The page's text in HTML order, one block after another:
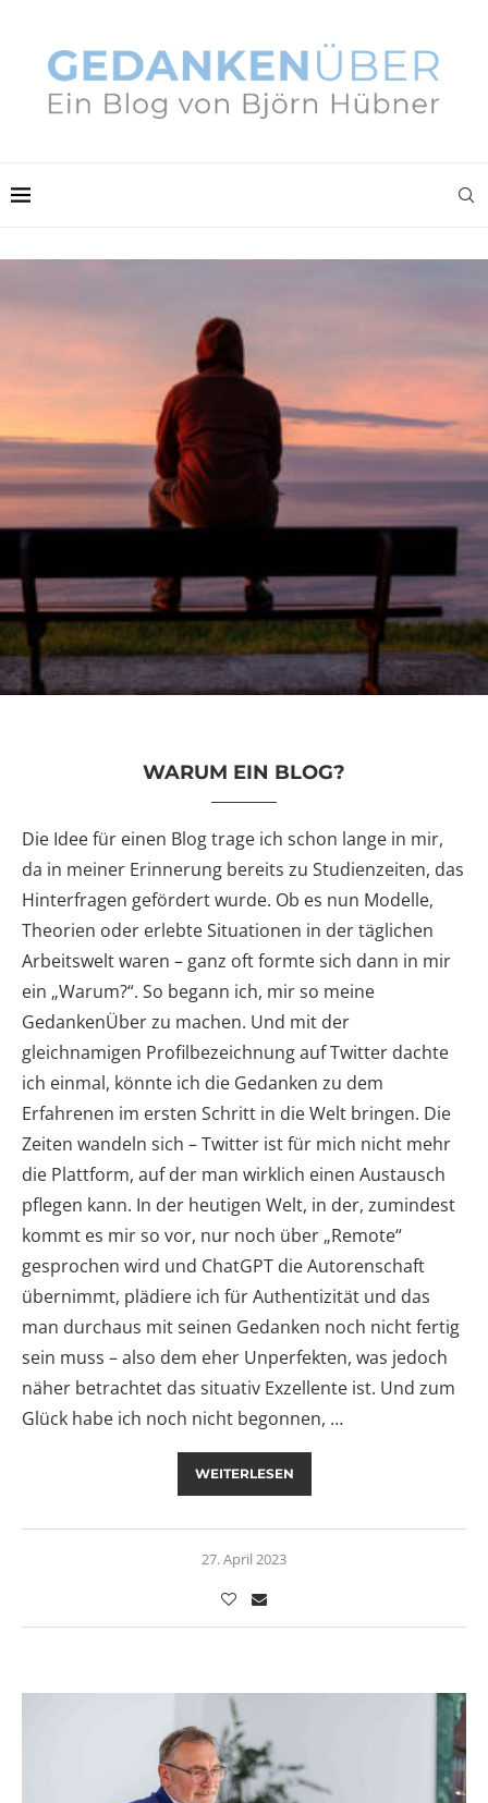
WARUM EIN BLOG?
Die Idee für einen Blog trage ich schon lange in mir,
da in meiner Erinnerung bereits zu Studienzeiten, das
Hinterfragen gefördert wurde. Ob es nun Modelle,
Theorien oder erlebte Situationen in der täglichen
Arbeitswelt waren – ganz oft formte sich dann in mir
ein „Warum?“. So begann ich, mir so meine
GedankenÜber zu machen. Und mit der
gleichnamigen Profilbezeichnung auf Twitter dachte
ich einmal, könnte ich die Gedanken zu dem
Erfahrenen im ersten Schritt in die Welt bringen. Die
Zeiten wandeln sich – Twitter ist für mich nicht mehr
die Plattform, auf der man wirklich einen Austausch
pflegen kann. In der heutigen Welt, in der, zumindest
kommt es mir so vor, nur noch über „Remote“
gesprochen wird und ChatGPT die Autorenschaft
übernimmt, plädiere ich für Authentizität und das
man durchaus mit seinen Gedanken noch nicht fertig
sein muss – also dem eher Unperfekten, was jedoch
näher betrachtet das situativ Exzellente ist. Und zum
Glück habe ich noch nicht begonnen, …
WEITERLESEN
27. April 2023